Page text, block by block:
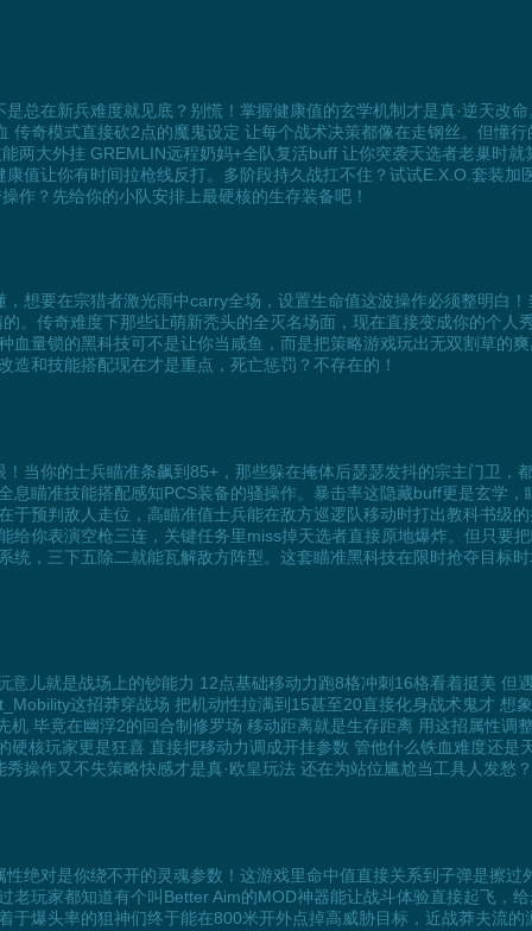
总在新兵难度就见底？别慌！掌握健康值的玄学机制才是真·逆天改
传奇模式直接砍2点的魔鬼设定 让每个战术决策都像在走钢丝。但懂
两大外挂 GREMLIN远程奶妈+全队复活buff 让你突袭天选者老巢时
值让你有时间拉枪线反打。多阶段持久战扛不住？试试E.X.O.套装
作？先给你的小队安排上最硬核的生存装备吧！
想要在宗猎者激光雨中carry全场，设置生命值这波操作必须整明白
。传奇难度下那些让萌新秃头的全灭名场面，现在直接变成你的个
血量锁的黑科技可不是让你当咸鱼，而是把策略游戏玩出无双割草的
和技能搭配现在才是重点，死亡惩罚？不存在的！
当你的士兵瞄准条飙到85+，那些躲在掩体后瑟瑟发抖的宗主门卫，
息瞄准技能搭配感知PCS装备的骚操作。暴击率这隐藏buff更是玄学
于预判敌人走位，高瞄准值士兵能在敌方巡逻队移动时打出教科书级
给你表演空枪三连，关键任务里miss掉天选者直接原地爆炸。但只要
统，三下五除二就能瓦解敌方阵型。这套瞄准黑科技在限时抢夺目标
儿就是战场上的钞能力 12点基础移动力跑8格冲刺16格看着挺美 但
这招莽穿战场 把机动性拉满到15甚至20直接化身战术鬼才 想
毕竟在幽浮2的回合制修罗场 移动距离就是生存距离 用这招属性调
核玩家更是狂喜 直接把移动力调成开挂参数 管他什么铁血难度还
操作又不失策略快感才是真·欧皇玩法 还在为站位尴尬当工具人发愁
绝对是你绕不开的灵魂参数！这游戏里命中值直接关系到子弹是擦
老玩家都知道有个叫Better Aim的MOD神器能让战斗体验直接起飞，
于爆头率的狙神们终于能在800米开外点掉高威胁目标，近战莽夫流